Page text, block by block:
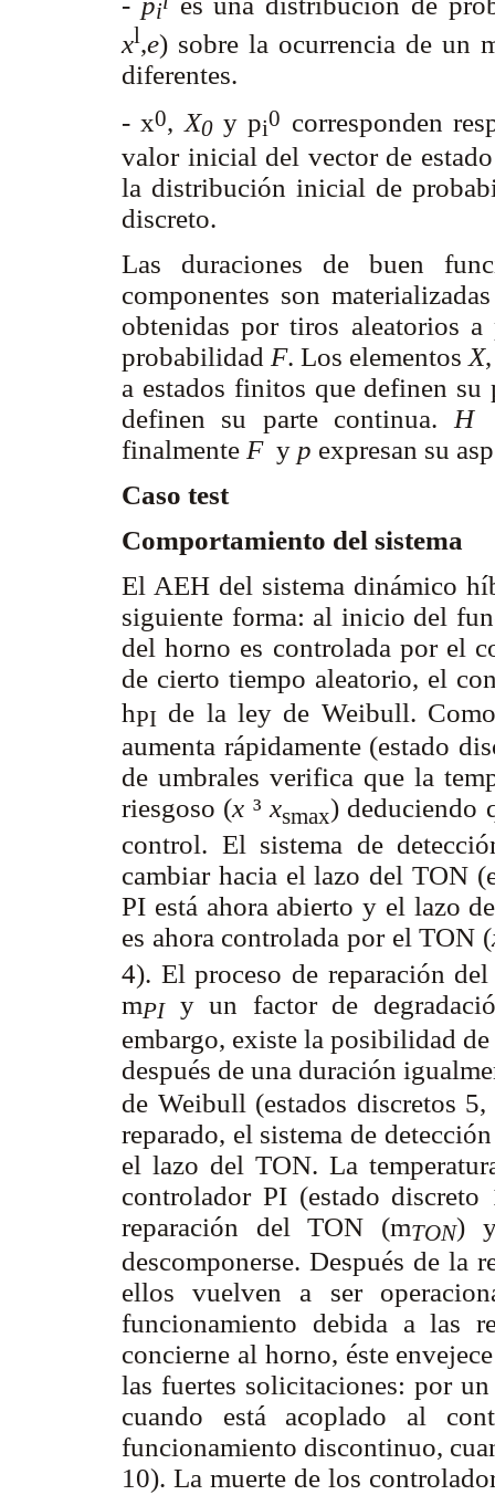
i
xl ,e) sobre la ocurrencia de un
diferentes.
- x0, X0y pi0 corresponden
valor inicial del vector de
la distribución inicial de
discreto.
Las duraciones de buen
componentes son
obtenidas por tiros aleatorios
probabilidad F. Los elementos X
a estados finitos que definen
definen su parte continua. H
finalmente Fy p expresan su
Caso test
Comportamiento del sistema
El AEH del sistema dinámico
siguiente forma: al inicio del
del horno es controlada por el
de cierto tiempo aleatorio, el
hPI de la ley de Weibull.
aumenta rápidamente (estado
de umbrales verifica que la
riesgoso (x ³ xsmax) deduciendo
control. El sistema de
cambiar hacia el lazo del TON
PI está ahora abierto y el lazo
es ahora controlada por el TON (
4). El proceso de reparación
mPIy un factor de
embargo, existe la posibilidad
después de una duración
de Weibull (estados discretos
reparado, el sistema de
el lazo del TON. La
controlador PI (estado
reparación del TON (mTON) y
descomponerse. Después de la
ellos vuelven a ser
funcionamiento debida a las
concierne al horno, éste
las fuertes solicitaciones: por
cuando está acoplado al
funcionamiento discontinuo,
10). La muerte de los